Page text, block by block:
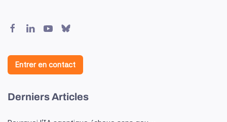
Entrer en contact
Derniers Articles